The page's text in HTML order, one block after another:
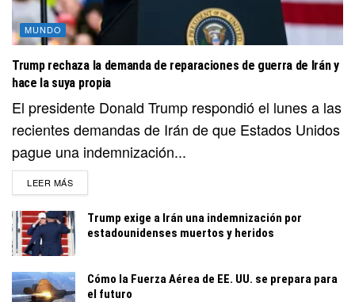
MUNDO
Trump rechaza la demanda de reparaciones de guerra de Irán y
hace la suya propia
El presidente Donald Trump respondió el lunes a las
recientes demandas de Irán de que Estados Unidos
pague una indemnización...
LEER MÁSDETAILS
Trump exige a Irán una indemnización por
estadounidenses muertos y heridos
Cómo la Fuerza Aérea de EE. UU. se prepara para
el futuro